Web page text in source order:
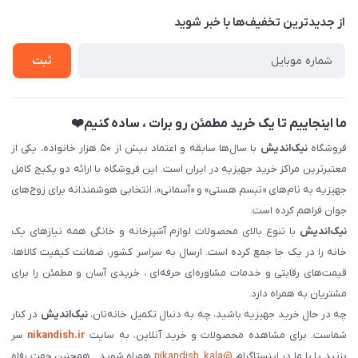
فروش‌اقساطی
از جدید‌ترین تخفیف‌ها با‌ خبر شوید
ثبت
ما اینجاییم تا یک خرید مطمئن رو برات ، ساده کنیم❤️
فروشگاهنیک‌اندیش
با سال‌ها سابقه و اعتماد بیش از ۵۰ هزار خانواده، یکی از
معتبرترین مراکز خرید جهیزیه در ایران است. این فروشگاه با ارائه دو پکیج کامل
جهیزیه به نام‌های «تبسم هستی» و «آسمانی»، انتخابی هوشمندانه برای زوج‌های
جوان فراهم کرده است.
نیک‌اندیش با تنوع بالای محصولات لوازم آشپزخانه و خانگی همه نیازهای یک
خانه را در یک جا جمع کرده است. ارسال به سراسر کشور، ضمانت کیفیت کالاها،
قیمت‌های رقابتی و خدمات مشاوره‌ای حرفه‌ای ، خریدی آسان و مطمئن را برای
مشتریان به همراه دارد.
چه در حال خرید جهیزیه باشید، چه به دنبال تکمیل خانه‌تان،نیک‌اندیش در کنار
شماست. برای مشاهده محصولات و خرید آنلاین، به سایت nikandish.ir سر